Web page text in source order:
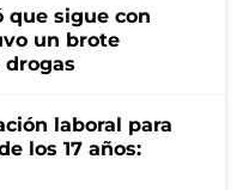
que sigue con
un brote
laboral para
los 17 años: